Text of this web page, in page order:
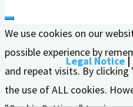
Legal Notice |
We use cookies on our
possible experience by
and repeat visits. By
the use of ALL cookies.